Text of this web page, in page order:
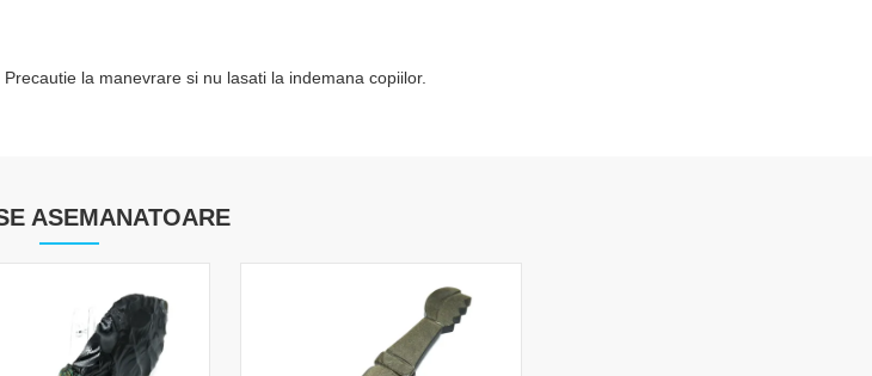
la manevrare si nu lasati la indemana copiilor.
ASEMANATOARE